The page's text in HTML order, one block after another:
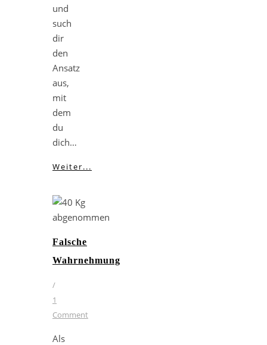
und
such
dir
den
Ansatz
aus,
mit
dem
du
dich…
Weiter...
Falsche
Wahrnehmung
/
1
Comment
Als